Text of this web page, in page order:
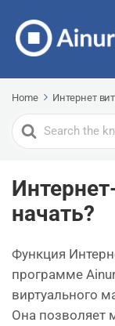
Home Интернет
Search
For
начать?
Функция
программе
виртуального
Она позволяет